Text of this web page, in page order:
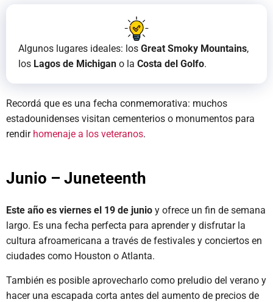
Algunos lugares ideales: los Great Smoky Mountains,
los Lagos de Michigan o la Costa del Golfo.
Recordá que es una fecha conmemorativa: muchos
estadounidenses visitan cementerios o monumentos para
rendir homenaje a los veteranos.
Junio – Juneteenth
Este año es viernes el 19 de junio y ofrece un fin de semana
largo. Es una fecha perfecta para aprender y disfrutar la
cultura afroamericana a través de festivales y conciertos en
ciudades como Houston o Atlanta.
También es posible aprovecharlo como preludio del verano y
hacer una escapada corta antes del aumento de precios de